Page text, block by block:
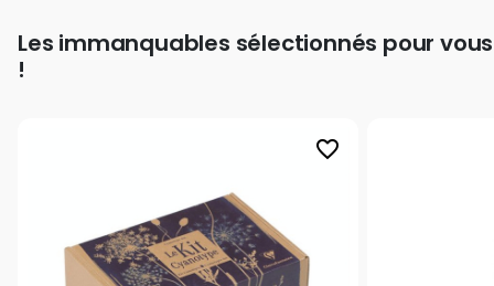
Les immanquables sélectionnés pour vous
!
favorite_border